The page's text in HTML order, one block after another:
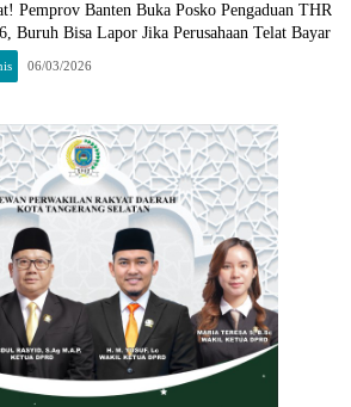
Pemprov Banten Buka Posko Pengaduan THR
Buruh Bisa Lapor Jika Perusahaan Telat Bayar
06/03/2026